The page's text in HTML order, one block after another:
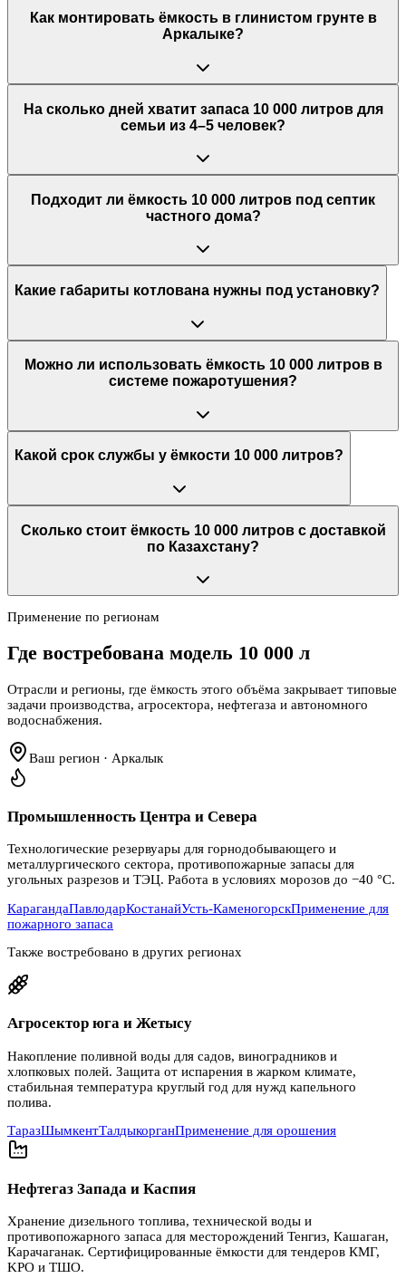
Как монтировать ёмкость в глинистом грунте в
Аркалыке?
На сколько дней хватит запаса 10 000 литров для
семьи из 4–5 человек?
Подходит ли ёмкость 10 000 литров под септик
частного дома?
Какие габариты котлована нужны под установку?
Можно ли использовать ёмкость 10 000 литров в
системе пожаротушения?
Какой срок службы у ёмкости 10 000 литров?
Сколько стоит ёмкость 10 000 литров с доставкой
по Казахстану?
Применение по регионам
Где востребована модель 10 000 л
Отрасли и регионы, где ёмкость этого объёма закрывает типовые
задачи производства, агросектора, нефтегаза и автономного
водоснабжения.
Ваш регион · Аркалык
Промышленность Центра и Севера
Технологические резервуары для горнодобывающего и
металлургического сектора, противопожарные запасы для
угольных разрезов и ТЭЦ. Работа в условиях морозов до −40 °C.
КарагандаПавлодарКостанайУсть-КаменогорскПрименение для
пожарного запаса
Также востребовано в других регионах
Агросектор юга и Жетысу
Накопление поливной воды для садов, виноградников и
хлопковых полей. Защита от испарения в жарком климате,
стабильная температура круглый год для нужд капельного
полива.
ТаразШымкентТалдыкорганПрименение для орошения
Нефтегаз Запада и Каспия
Хранение дизельного топлива, технической воды и
противопожарного запаса для месторождений Тенгиз, Кашаган,
Карачаганак. Сертифицированные ёмкости для тендеров КМГ,
KPO и ТШО.